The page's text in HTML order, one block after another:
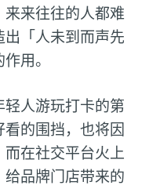
来往往的人都难
「人未到而声先
用。
人游玩打卡的第
的围挡，也将因
在社交平台火上
品牌门店带来的